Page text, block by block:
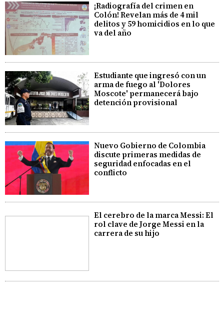
¡Radiografía del crimen en
Colón! Revelan más de 4 mil
delitos y 59 homicidios en lo que
va del año
Estudiante que ingresó con un
arma de fuego al 'Dolores
Moscote' permanecerá bajo
detención provisional
Nuevo Gobierno de Colombia
discute primeras medidas de
seguridad enfocadas en el
conflicto
El cerebro de la marca Messi: El
rol clave de Jorge Messi en la
carrera de su hijo